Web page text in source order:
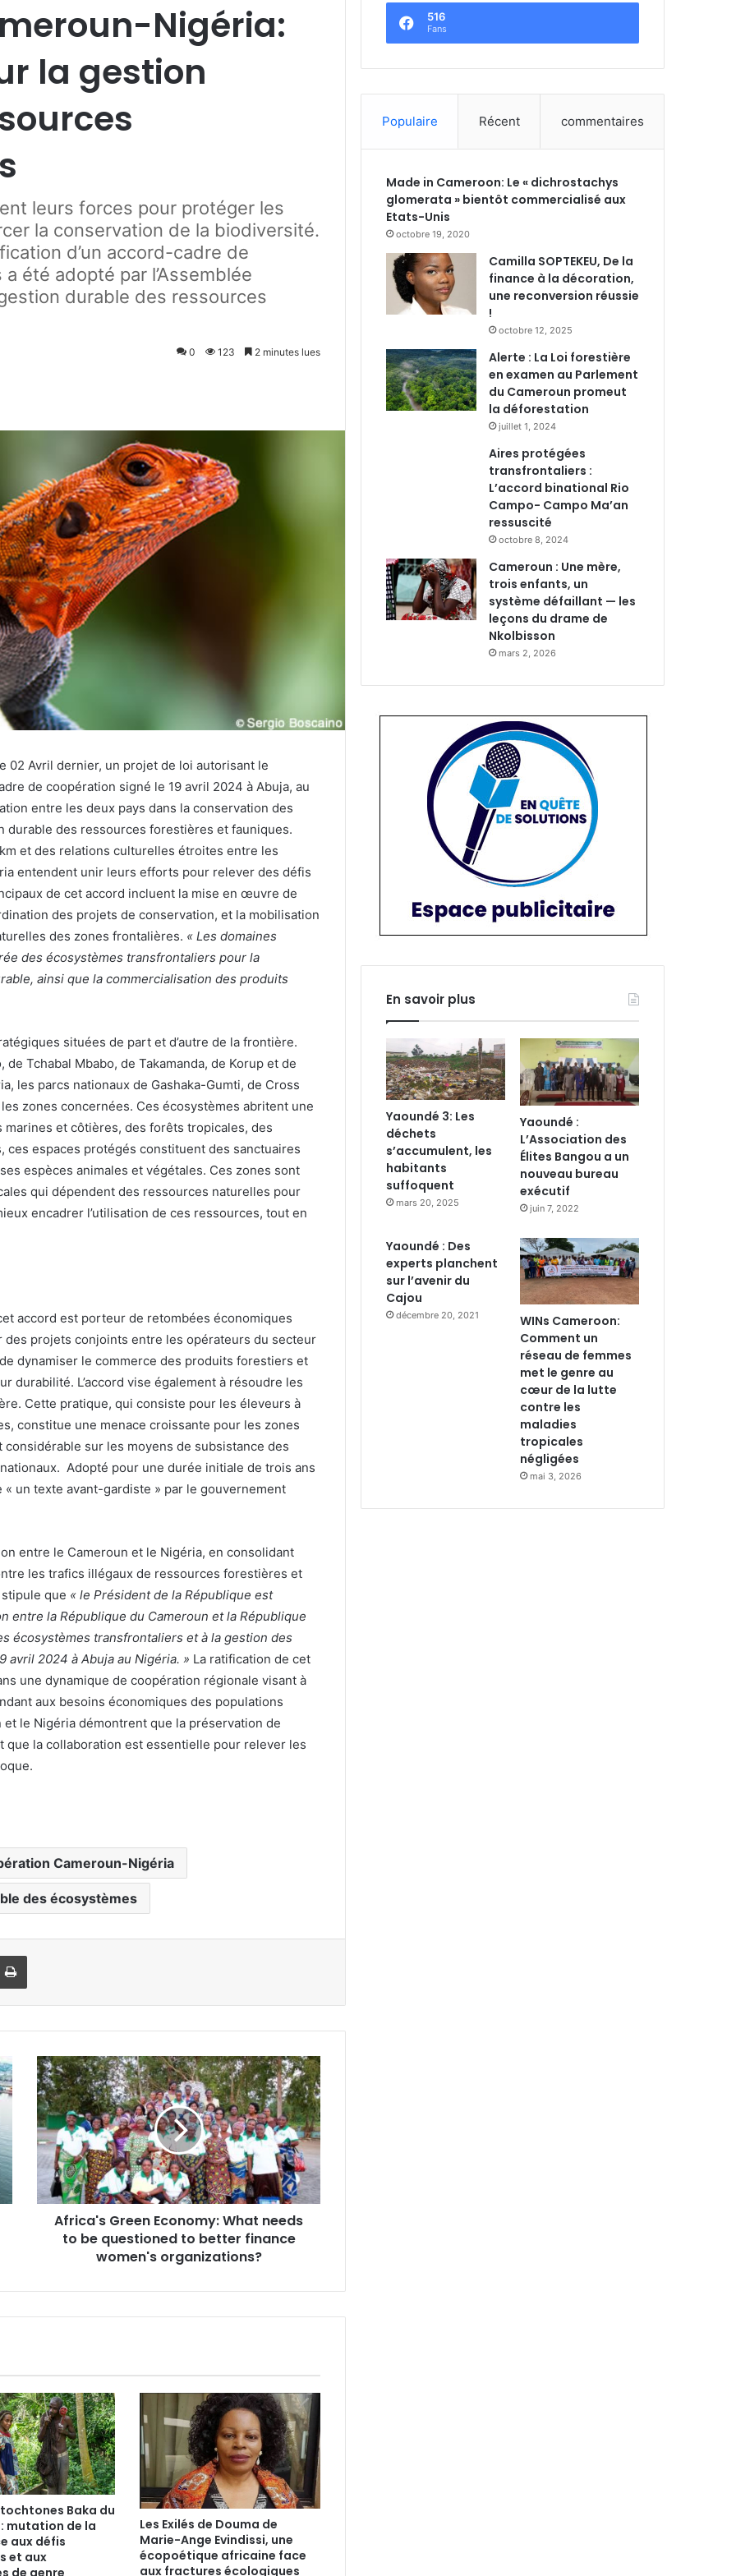
Nigéria:
la gestion
leurs forces pour protéger les
la conservation de la biodiversité.
d’un accord-cadre de
été adopté par l’Assemblée
durable des ressources
0 123 2 minutes lues
02 Avril dernier, un projet de loi autorisant le
de coopération signé le 19 avril 2024 à Abuja, au
entre les deux pays dans la conservation des
des ressources forestières et fauniques.
et des relations culturelles étroites entre les
entendent unir leurs efforts pour relever des défis
de cet accord incluent la mise en œuvre de
des projets de conservation, et la mobilisation
des zones frontalières. « Les domaines
des écosystèmes transfrontaliers pour la
ainsi que la commercialisation des produits
situées de part et d’autre de la frontière.
Tchabal Mbabo, de Takamanda, de Korup et de
les parcs nationaux de Gashaka-Gumti, de Cross
zones concernées. Ces écosystèmes abritent une
et côtières, des forêts tropicales, des
ces espaces protégés constituent des sanctuaires
espèces animales et végétales. Ces zones sont
qui dépendent des ressources naturelles pour
encadrer l’utilisation de ces ressources, tout en
accord est porteur de retombées économiques
projets conjoints entre les opérateurs du secteur
dynamiser le commerce des produits forestiers et
durabilité. L’accord vise également à résoudre les
Cette pratique, qui consiste pour les éleveurs à
constitue une menace croissante pour les zones
sur les moyens de subsistance des
Adopté pour une durée initiale de trois ans
un texte avant-gardiste » par le gouvernement
entre le Cameroun et le Nigéria, en consolidant
les trafics illégaux de ressources forestières et
que « le Président de la République est
entre la République du Cameroun et la République
écosystèmes transfrontaliers et à la gestion des
2024 à Abuja au Nigéria. » La ratification de cet
une dynamique de coopération régionale visant à
aux besoins économiques des populations
le Nigéria démontrent que la préservation de
que la collaboration est essentielle pour relever les
Cameroun-Nigéria
des écosystèmes
A
f
r
i
c
a
'
s
G
E
m
y
:
W
h
a
t
n
e
e
d
s
Africa's Green Economy: What needs
to be questioned to better finance
women's organizations?
Baka du
mutation de la
aux défis
et aux
de genre
Les Exilés de Douma de
Marie-Ange Evindissi, une
écopoétique africaine face
aux fractures écologiques
516
Fans
Populaire Récent commentaires
Made in Cameroon: Le « dichrostachys
glomerata » bientôt commercialisé aux
Etats-Unis
octobre 19, 2020
Camilla SOPTEKEU, De la
finance à la décoration,
une reconversion réussie
!
octobre 12, 2025
Alerte : La Loi forestière
en examen au Parlement
du Cameroun promeut
la déforestation
juillet 1, 2024
Aires protégées
transfrontaliers :
L’accord binational Rio
Campo- Campo Ma’an
ressuscité
octobre 8, 2024
Cameroun : Une mère,
trois enfants, un
système défaillant — les
leçons du drame de
Nkolbisson
mars 2, 2026
En savoir plus
Yaoundé 3: Les
déchets
s’accumulent, les
habitants
suffoquent
mars 20, 2025
Yaoundé :
L’Association des
Élites Bangou a un
nouveau bureau
exécutif
juin 7, 2022
Yaoundé : Des
experts planchent
sur l’avenir du
Cajou
décembre 20, 2021
WINs Cameroon:
Comment un
réseau de femmes
met le genre au
cœur de la lutte
contre les
maladies
tropicales
négligées
mai 3, 2026